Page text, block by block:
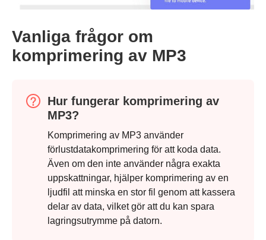
Vanliga frågor om
komprimering av MP3
Hur fungerar komprimering av
MP3?
Komprimering av MP3 använder
förlustdatakomprimering för att koda data.
Även om den inte använder några exakta
uppskattningar, hjälper komprimering av en
ljudfil att minska en stor fil genom att kassera
delar av data, vilket gör att du kan spara
lagringsutrymme på datorn.